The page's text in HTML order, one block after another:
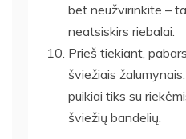
bet neužvirinkite –
neatsiskirs riebalai.
Prieš tiekiant,
šviežiais
puikiai tiks su
šviežių bandelių.